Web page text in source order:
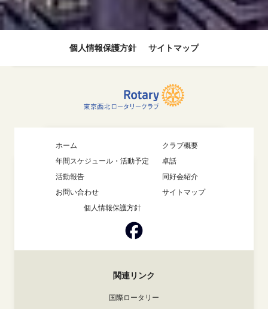
個人情報保護方針 サイトマップ
ホーム
クラブ概要
年間スケジュール・活動予定
卓話
活動報告
同好会紹介
お問い合わせ
サイトマップ
個人情報保護方針
関連リンク
国際ロータリー